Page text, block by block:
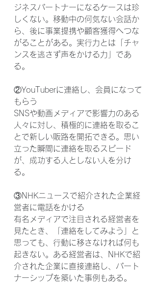
ジネスパートナーになるケースは珍
しくない。移動中の何気ない会話か
ら、後に事業提携や顧客獲得へつな
がることがある。実行力とは「チャ
ンスを逃さず声をかける力」であ
る。
②YouTuberに連絡し、会員になって
もらう
SNSや動画メディアで影響力のある
人々に対し、積極的に連絡を取るこ
とで新しい販路を開拓できる。思い
立った瞬間に連絡を取るスピード
が、成功する人としない人を分け
る。
③NHKニュースで紹介された企業経
営者に電話をかける
有名メディアで注目される経営者を
見たとき、「連絡をしてみよう」と
思っても、行動に移さなければ何も
起きない。ある経営者は、NHKで紹
介された企業に直接連絡し、パート
ナーシップを築いた事例もある。